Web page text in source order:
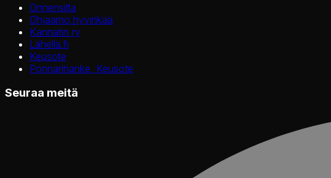
Onnensilta
Ohjaamo hyvinkää
Kannatin ry
Lähellä.fi
Keusote
Ponnarihanke, Keusote
Seuraa meitä